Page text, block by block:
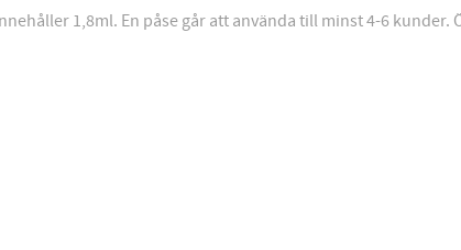
1,8ml. En påse går att använda till minst 4-6